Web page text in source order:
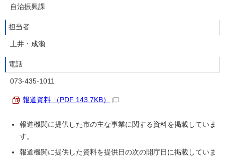
自治振興課
担当者
土井・成瀬
電話
073-435-1011
報道資料 （PDF 143.7KB）
報道機関に提供した市の主な事業に関する資料を掲載していま
す。
報道機関に提供した資料を提供日の次の開庁日に掲載していま